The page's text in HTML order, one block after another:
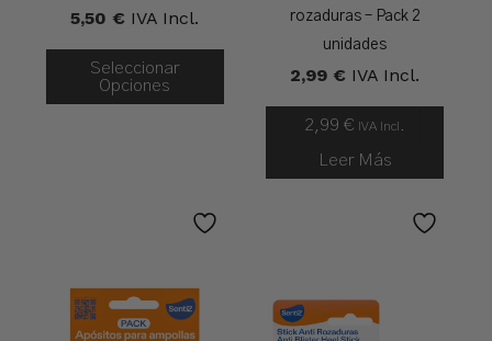
5,50 € IVA Incl.
Seleccionar
Opciones
rozaduras – Pack 2
unidades
2,99 € IVA Incl.
2,99€ IVA Incl.
Leer Más